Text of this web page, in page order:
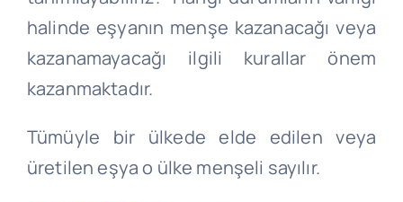
halinde eşyanın menşe kazanacağı veya
kazanamayacağı ilgili kurallar önem
kazanmaktadır.
Tümüyle bir ülkede elde edilen veya
üretilen eşya o ülke menşeli sayılır.